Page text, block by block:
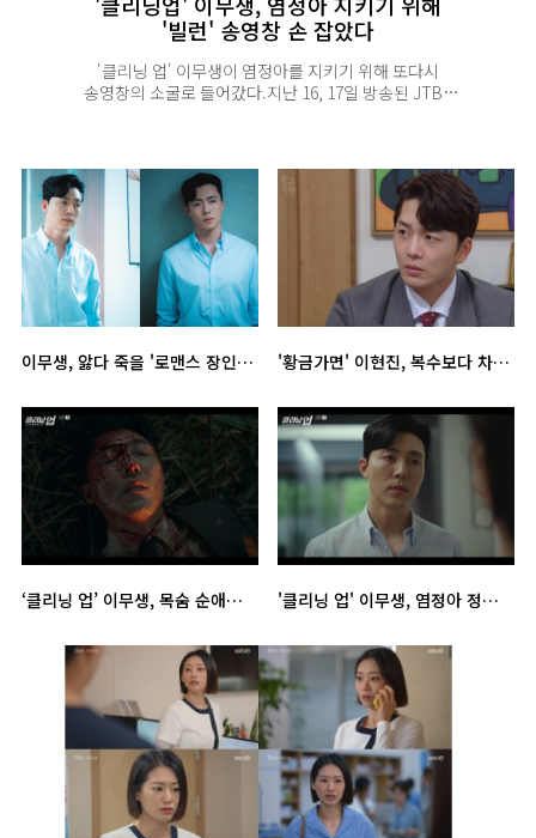
'빌런' 송영창 손 잡았다
'클리닝 업' 이무생이 염정아를 지키기 위해 또다시
송영창의 소굴로 들어갔다.지난 16, 17일 방송된 JTBC
모습이 그려졌다.이영신의 시련은 계속됐다. 6개월 전
추락 사고에서 죽은 줄 알았던 캡틴 송우...
이무생, 앓다 죽을 '로맨스 장인'의 '클리닝업' 순정 모먼트 '황금가면' 이현진, 복수보다 차예련 택했다
‘클리닝 업’ 이무생, 목숨 순애보에 여심 ‘강탈’ '클리닝 업' 이무생, 염정아 정체 알고도 사랑ing…색다른 순정파 탄생